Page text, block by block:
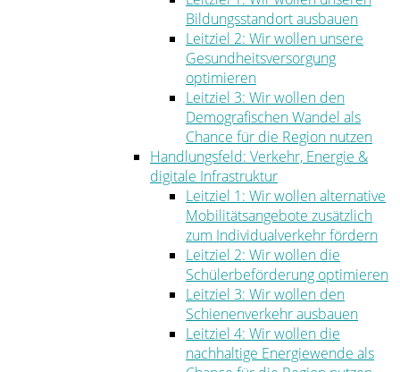
Bildungsstandort ausbauen
Leitziel 2: Wir wollen unsere
Gesundheitsversorgung
optimieren
Leitziel 3: Wir wollen den
Demografischen Wandel als
Chance für die Region nutzen
Handlungsfeld: Verkehr, Energie &
digitale Infrastruktur
Leitziel 1: Wir wollen alternative
Mobilitätsangebote zusätzlich
zum Individualverkehr fördern
Leitziel 2: Wir wollen die
Schülerbeförderung optimieren
Leitziel 3: Wir wollen den
Schienenverkehr ausbauen
Leitziel 4: Wir wollen die
nachhaltige Energiewende als